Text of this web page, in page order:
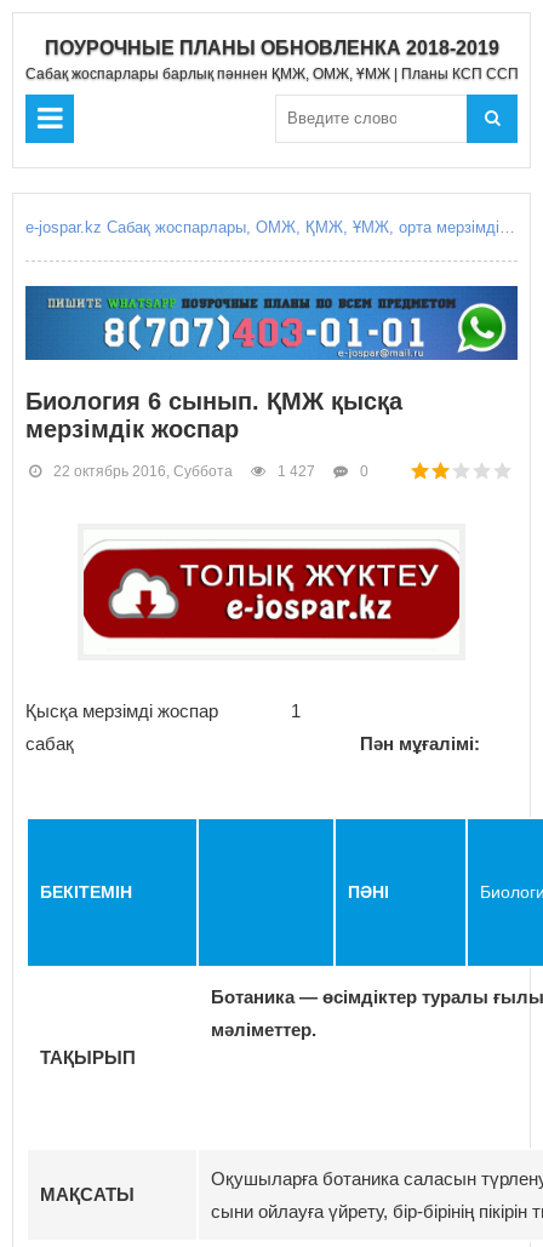
ПОУРОЧНЫЕ ПЛАНЫ ОБНОВЛЕНКА 2018-2019
Сабақ жоспарлары барлық пәннен ҚМЖ, ОМЖ, ҰМЖ | Планы КСП ССП
e-jospar.kz Сабақ жоспарлары, ОМЖ, ҚМЖ, ҰМЖ, орта мерзімді жоспарлары, қысқа мерзімді жоспарлары, күнделікті сабақ жоспарлары, Поурочные планы, КСП, ССП, среднесрочное планирование, краткосрочные планирование, краткосрочный план, среднесрочный план, поурочные планы уроков, ежоспар.кз, ejospar.kz
Биология 6 сынып. ҚМЖ қысқа
мерзімдік жоспар
22 октябрь 2016, Суббота 1 427 0
Қысқа мерзімді жоспар 1
сабақ Пән мұғалімі:
БЕКІТЕМІН ПӘНІ
ТАҚЫРЫП
Ботаника — өсімдіктер туралы
мәліметтер.
МАҚСАТЫ
Оқушыларға ботаника саласын
сыни ойлауға үйрету, бір-бірінің